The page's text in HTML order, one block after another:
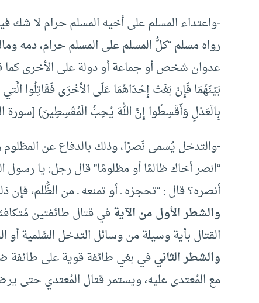
-واعتداء المسلم على أخيه المسلم حرام لا
رواه مسلم “كلُّ المسلم على المسلم حرام، دمه
عدوان شخص أو جماعة أو دولة على الأخرى كما
بَيْنَهُمَا فَإِنْ بَغَتْ إِحْدَاهُمَا عَلَى الأخْرَى فَقَاتِلُوا
بِالْعَدْلِ وَأَقْسِطُوا إِنَّ اللهَ يُحِبُّ الْمُقْسِطِينَ) [سورة
-والتدخل يُسمى نَصرًا، وذلك بالدفاع عن
“انصر أخاك ظالمًا أو مظلومًا” قال رجل: يا رسول
أنصره؟ قال : “تحجزه ـ أو تمنعه ـ من الظُّلم، فإن
والشطر الأول من الآيةفي قتال طائفتين
القتال بأية وسيلة من وسائل التدخل السِّلمية أو
والشطر الثانيفي بغي طائفة قوية على طائفة
مع المُعتدى عليه، ويستمر قتال المُعتدي حتى